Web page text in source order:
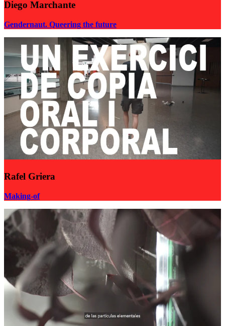
Diego Marchante
Gendernaut. Queering the future
Rafel Griera
Making-of